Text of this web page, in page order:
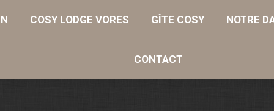
COSY LODGE VORES GÎTE COSY NOTRE
CONTACT
COSY LODGE VORES GÎTE COSY NOTRE
CONTACT